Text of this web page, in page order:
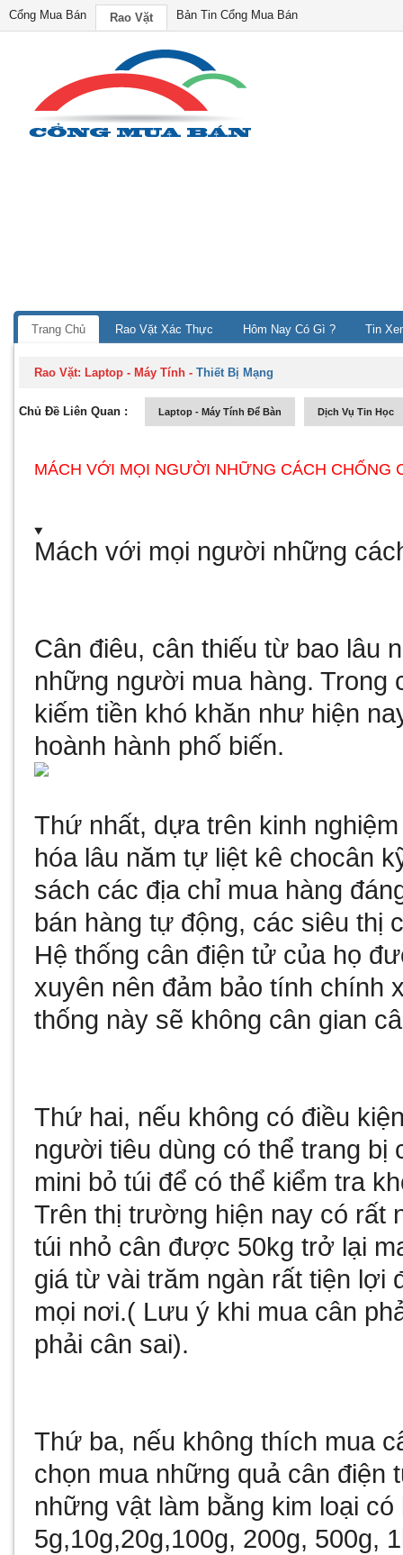
Cổng Mua Bán Rao Vặt Bản Tin Cổng Mua Bán
Trang Chủ Rao Vặt Xác Thực Hôm Nay Có Gì ? Tin
Rao Vặt: Laptop - Máy Tính -Thiết Bị Mạng
Chủ Đề Liên Quan : Laptop - Máy Tính Để Bàn Dịch Vụ Tin Học
MÁCH VỚI MỌI NGƯỜI NHỮNG CÁCH CHỐNG
Mách với mọi người những
Cân điêu, cân thiếu từ bao lâu
những người mua hàng. Trong
kiếm tiền khó khăn như hiện
hoành hành phố biến.
Thứ nhất, dựa trên kinh
hóa lâu năm tự liệt kê chocân
sách các địa chỉ mua hàng
bán hàng tự động, các siêu thị
Hệ thống cân điện tử của họ
xuyên nên đảm bảo tính chính
thống này sẽ không cân gian
Thứ hai, nếu không có điều
người tiêu dùng có thể trang bị
mini bỏ túi để có thể kiểm tra
Trên thị trường hiện nay có rất
túi nhỏ cân được 50kg trở lại
giá từ vài trăm ngàn rất tiện lợi
mọi nơi.( Lưu ý khi mua cân
phải cân sai).
Thứ ba, nếu không thích mua
chọn mua những quả cân điện
những vật làm bằng kim loại
5g,10g,20g,100g, 200g,